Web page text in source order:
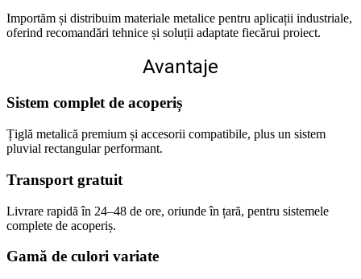
Importăm și distribuim materiale metalice pentru aplicații industriale,
oferind recomandări tehnice și soluții adaptate fiecărui proiect.
Avantaje
Sistem complet de acoperiș
Țiglă metalică premium și accesorii compatibile, plus un sistem
pluvial rectangular performant.
Transport gratuit
Livrare rapidă în 24–48 de ore, oriunde în țară, pentru sistemele
complete de acoperiș.
Gamă de culori variate